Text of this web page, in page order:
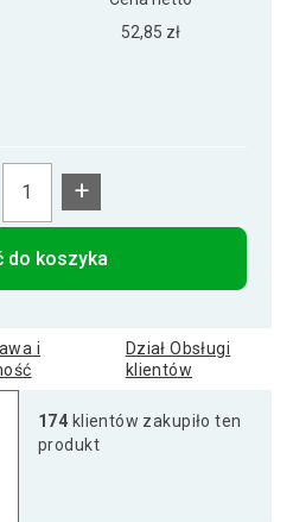
Volato
70 cm
Volato, 30 cm,
53 zł
Volato, 80 cm,
100 zł
52,85 zł
+
do koszyka
i
Dział Obsługi
klientów
174 klientów zakupiło ten
produkt